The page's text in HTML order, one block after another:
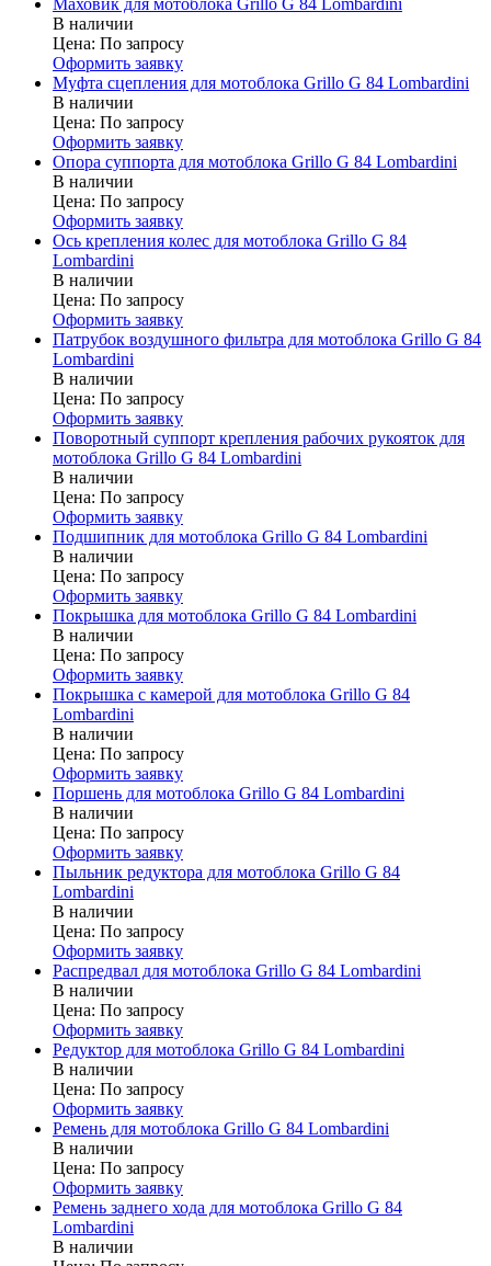
В наличии
Цена: По запросу
Оформить заявку
Муфта сцепления для мотоблока Grillo G 84 Lombardini
В наличии
Цена: По запросу
Оформить заявку
Опора суппорта для мотоблока Grillo G 84 Lombardini
В наличии
Цена: По запросу
Оформить заявку
Ось крепления колес для мотоблока Grillo G 84
Lombardini
В наличии
Цена: По запросу
Оформить заявку
Патрубок воздушного фильтра для мотоблока Grillo G 84
Lombardini
В наличии
Цена: По запросу
Оформить заявку
Поворотный суппорт крепления рабочих рукояток для
мотоблока Grillo G 84 Lombardini
В наличии
Цена: По запросу
Оформить заявку
Подшипник для мотоблока Grillo G 84 Lombardini
В наличии
Цена: По запросу
Оформить заявку
Покрышка для мотоблока Grillo G 84 Lombardini
В наличии
Цена: По запросу
Оформить заявку
Покрышка с камерой для мотоблока Grillo G 84
Lombardini
В наличии
Цена: По запросу
Оформить заявку
Поршень для мотоблока Grillo G 84 Lombardini
В наличии
Цена: По запросу
Оформить заявку
Пыльник редуктора для мотоблока Grillo G 84
Lombardini
В наличии
Цена: По запросу
Оформить заявку
Распредвал для мотоблока Grillo G 84 Lombardini
В наличии
Цена: По запросу
Оформить заявку
Редуктор для мотоблока Grillo G 84 Lombardini
В наличии
Цена: По запросу
Оформить заявку
Ремень для мотоблока Grillo G 84 Lombardini
В наличии
Цена: По запросу
Оформить заявку
Ремень заднего хода для мотоблока Grillo G 84
Lombardini
В наличии